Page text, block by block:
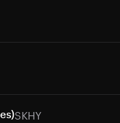
SKHY